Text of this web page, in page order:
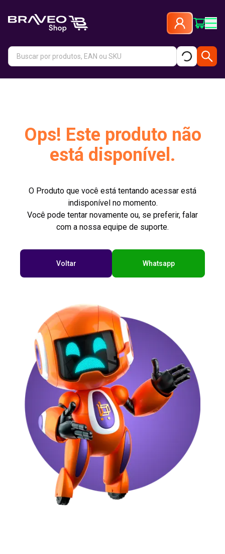
Ops! Este produto não
está disponível.
O Produto que você está tentando acessar está
indisponível no momento.
Você pode tentar novamente ou, se preferir, falar
com a nossa equipe de suporte.
Voltar Whatsapp